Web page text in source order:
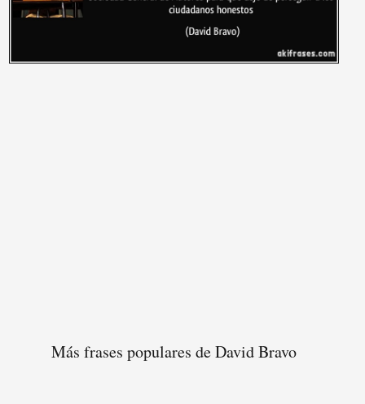
Más frases populares de David Bravo